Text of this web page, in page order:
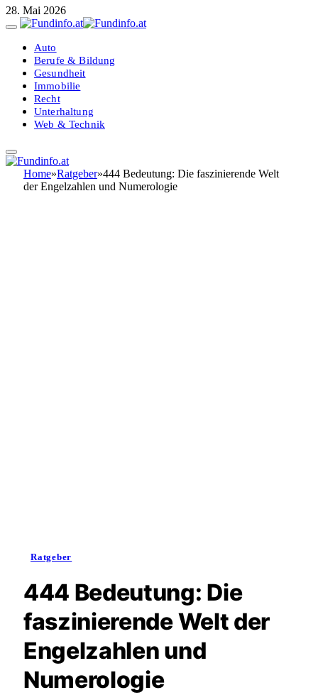
28. Mai 2026
Auto
Berufe & Bildung
Gesundheit
Immobilie
Recht
Unterhaltung
Web & Technik
Home»Ratgeber»444 Bedeutung: Die faszinierende Welt
der Engelzahlen und Numerologie
Ratgeber
444 Bedeutung: Die
faszinierende Welt der
Engelzahlen und
Numerologie